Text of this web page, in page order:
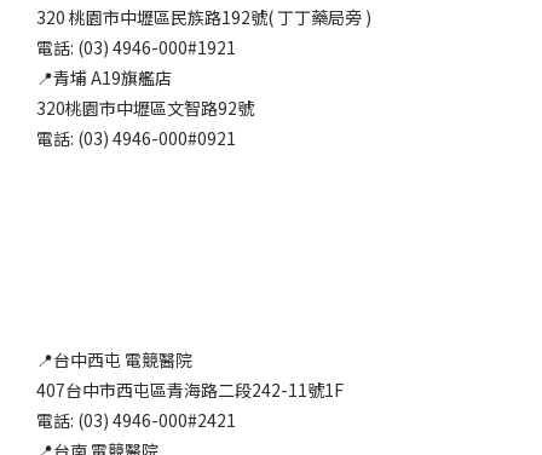
320 桃園市中壢區民族路192號( 丁丁藥局旁 )
電話: (03) 4946-000#1921
📍青埔 A19旗艦店
320桃園市中壢區文智路92號
電話: (03) 4946-000#0921
📍台中西屯 電競醫院
407台中市西屯區青海路二段242-11號1F
電話: (03) 4946-000#2421
📍台南 電競醫院